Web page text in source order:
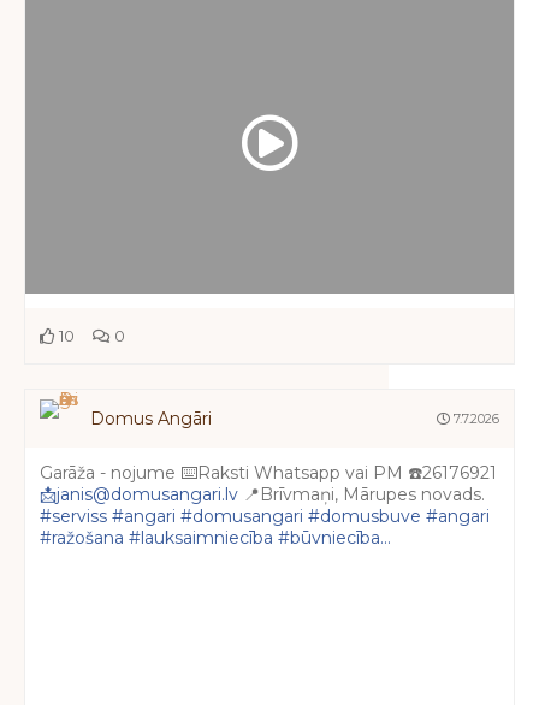
10 0
Domus Angāri 7.7.2026
Garāža - nojume ⌨️Raksti Whatsapp vai PM ☎️26176921
📩janis@domusangari.lv 📍Brīvmaņi, Mārupes novads.
#serviss #angari #domusangari #domusbuve #angari
#ražošana #lauksaimniecība #būvniecība...